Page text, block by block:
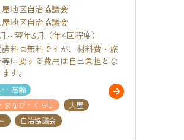
屋地区自治協議会
屋地区自治協議会
～翌年3月（年4回程度）
講料は無料ですが、材料費・旅
に要する費用は自己負担とな
ます。
・高齢
まなび・くらし
大屋
自治協議会